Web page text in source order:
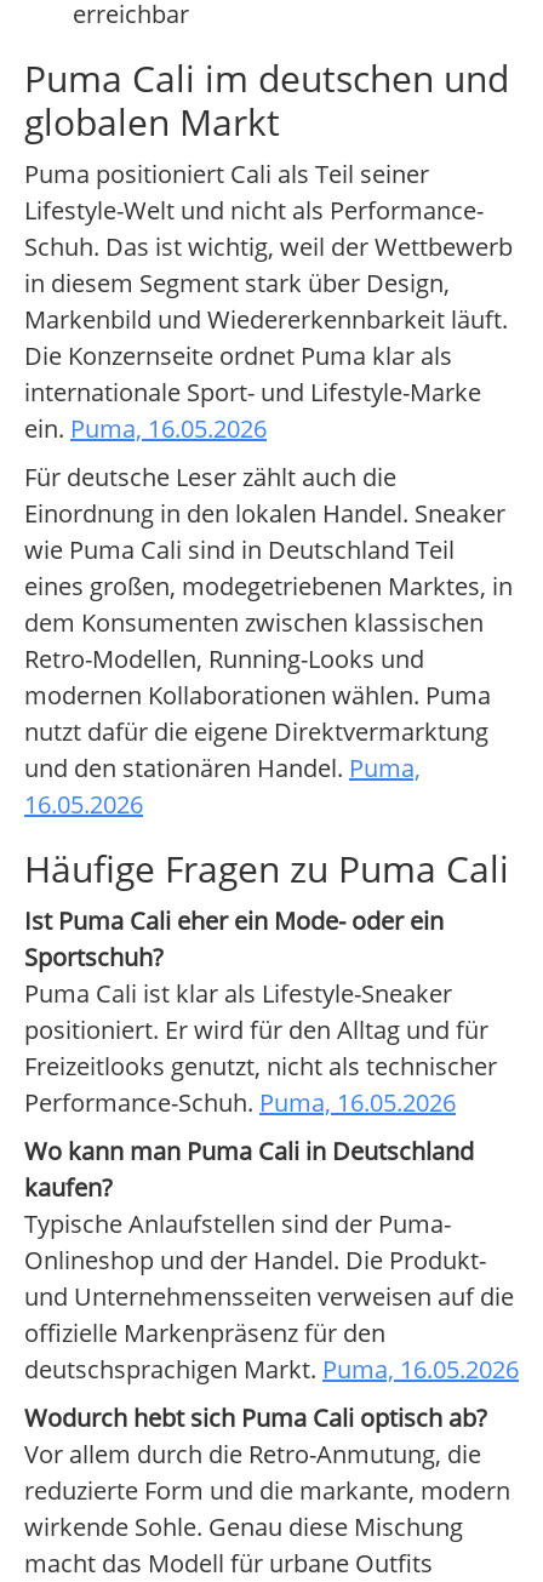
erreichbar
Puma Cali im deutschen und
globalen Markt
Puma positioniert Cali als Teil seiner
Lifestyle-Welt und nicht als Performance-
Schuh. Das ist wichtig, weil der Wettbewerb
in diesem Segment stark über Design,
Markenbild und Wiedererkennbarkeit läuft.
Die Konzernseite ordnet Puma klar als
internationale Sport- und Lifestyle-Marke
ein. Puma, 16.05.2026
Für deutsche Leser zählt auch die
Einordnung in den lokalen Handel. Sneaker
wie Puma Cali sind in Deutschland Teil
eines großen, modegetriebenen Marktes, in
dem Konsumenten zwischen klassischen
Retro-Modellen, Running-Looks und
modernen Kollaborationen wählen. Puma
nutzt dafür die eigene Direktvermarktung
und den stationären Handel. Puma,
16.05.2026
Häufige Fragen zu Puma Cali
Ist Puma Cali eher ein Mode- oder ein
Sportschuh?
Puma Cali ist klar als Lifestyle-Sneaker
positioniert. Er wird für den Alltag und für
Freizeitlooks genutzt, nicht als technischer
Performance-Schuh. Puma, 16.05.2026
Wo kann man Puma Cali in Deutschland
kaufen?
Typische Anlaufstellen sind der Puma-
Onlineshop und der Handel. Die Produkt-
und Unternehmensseiten verweisen auf die
offizielle Markenpräsenz für den
deutschsprachigen Markt. Puma, 16.05.2026
Wodurch hebt sich Puma Cali optisch ab?
Vor allem durch die Retro-Anmutung, die
reduzierte Form und die markante, modern
wirkende Sohle. Genau diese Mischung
macht das Modell für urbane Outfits